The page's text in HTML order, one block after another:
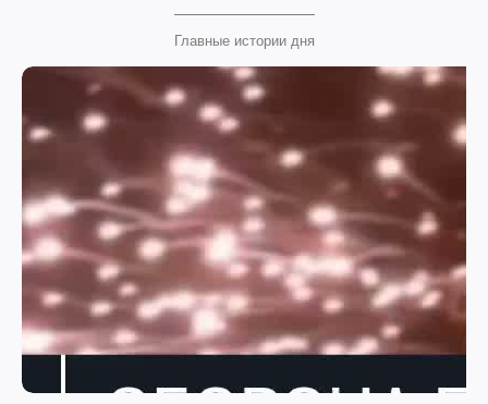
Главные истории дня